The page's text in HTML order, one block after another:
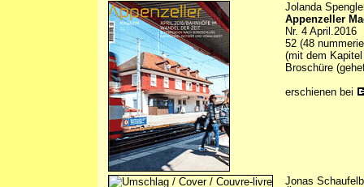
Jolanda
Appenzeller
Nr. 4 April.2016
52 (48
(mit dem
Broschüre
erschienen bei
Jonas